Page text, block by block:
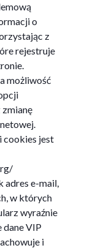
o
z
rejestruje
możliwość
cookies jest
adres e-mail,
w których
wyraźnie
dane VIP
i